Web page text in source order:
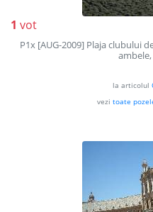
1 vot
P1x [AUG-2009] Plaja clubului
la articolul
vezi toate